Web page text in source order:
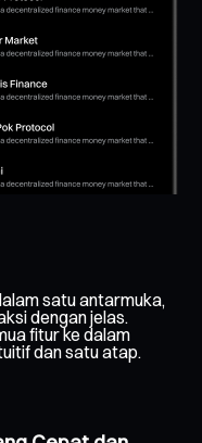
satu antarmuka,
dengan jelas.
fitur ke dalam
dan satu atap.